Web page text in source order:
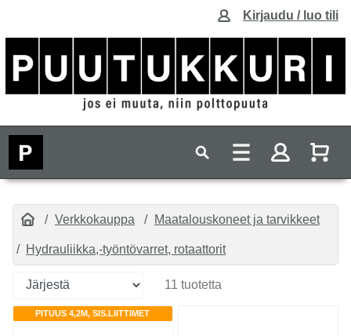
Kirjaudu / luo tili
Verkkokauppa Maatalouskoneet ja tarvikkeet
Hydrauliikka,-työntövarret, rotaattorit
11 tuotetta
PITUUS 4,2M, SIS.LIITTIMET